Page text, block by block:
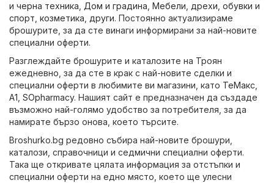
и черна техника Дом и градина Мебели дрехи, обувки и
спорт козметика други. Постоянно актуализираме
брошурите, за да сте винаги информирани за най-новите
специални оферти.
Разглеждайте брошурите и каталозите на Троян
ежедневно, за да сте в крак с най-новите сделки и
специални оферти в любимите ви магазини, като ТеMакс
A1 SOpharmacy. Нашият сайт е предназначен да създаде
възможно най-голямо удобство за потребителя, за да
намирате бързо онова, което търсите.
Broshurko.bg редовно събира най-новите брошури,
каталози, справочници и седмични специални оферти.
Така ще откривате цялата информация за отстъпки и
специални оферти на едно място, което ще улесни